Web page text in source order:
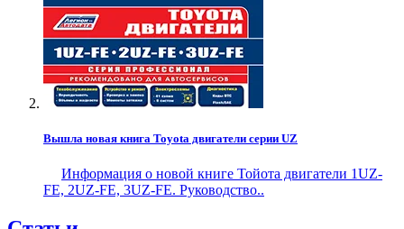
Вышла новая книга Toyota двигатели серии UZ
Информация о новой книге Тойота двигатели 1UZ-
FE, 2UZ-FE, 3UZ-FE. Руководство..